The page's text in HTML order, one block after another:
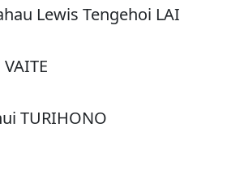
Lewis Tengehoi LAI
TURIHONO